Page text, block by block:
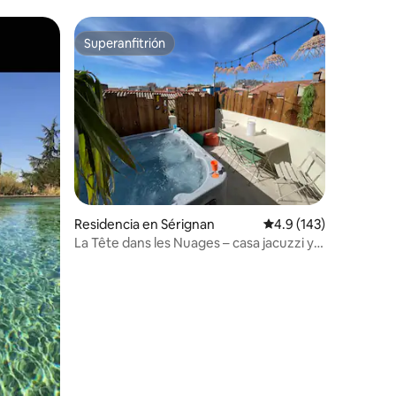
Superanfitrión
Superanfitrión
Residencia en Sérignan Calificación
4.9 (143)
La Tête dans les Nuages – casa jacuzzi y